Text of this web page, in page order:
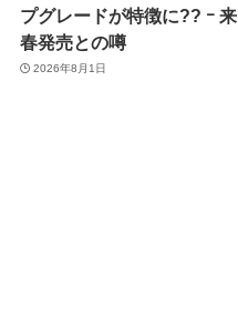
プグレードが特徴に?? ｰ 来
春発売との噂
2026年8月1日